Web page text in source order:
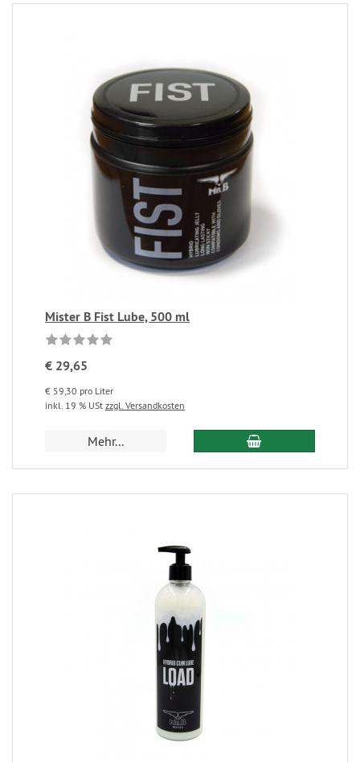
Mister B Fist Lube, 500 ml
€ 29,65
€ 59,30 pro Liter
inkl. 19 % USt zzgl. Versandkosten
Mehr...